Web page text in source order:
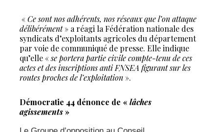
«Ce sont nos adhérents, nos réseaux que l’on attaque
délibérément» a réagi la Fédération nationale des
syndicats d’exploitants agricoles du département
par voie de communiqué de presse. Elle indique
qu’elle «se portera partie civile compte-tenu de ces
actes et des inscriptions anti FNSEA figurant sur les
routes proches de l’exploitation ».
Démocratie 44 dénonce de « lâches
agissements»